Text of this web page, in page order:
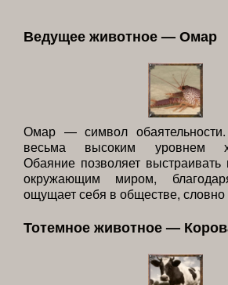
Ведущее животное — Омар
Омар — символ
весьма высоким уровнем
Обаяние позволяет
окружающим миром,
ощущает себя в обществе,
Тотемное животное —